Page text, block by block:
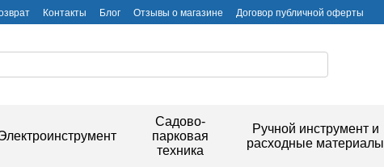
Контакты Блог Отзывы о магазине
Договор публичной оферты
Садово-
парковая
техника
Ручной инструмент и
расходные материалы